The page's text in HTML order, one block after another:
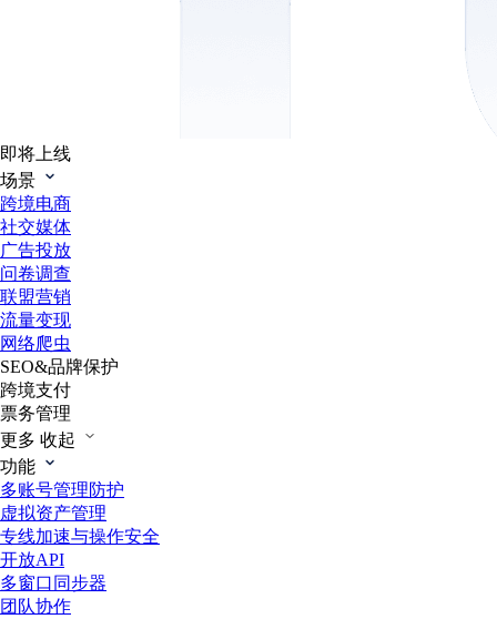
即将上线
场景
跨境电商
社交媒体
广告投放
问卷调查
联盟营销
流量变现
网络爬虫
SEO&品牌保护
跨境支付
票务管理
更多 收起
功能
多账号管理防护
虚拟资产管理
专线加速与操作安全
开放API
多窗口同步器
团队协作